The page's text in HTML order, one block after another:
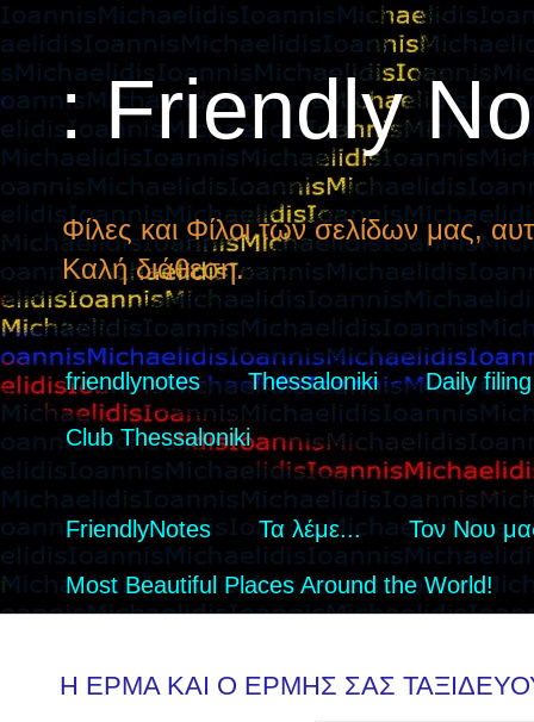
: Friendly
Φίλες και Φίλοι των σελίδων μας,
Καλή διάθεση.
friendlynotes Thessaloniki Daily filing
Club Thessaloniki
FriendlyNotes Τα λέμε... Τον Νου
Most Beautiful Places Around the World!
Η ΕΡΜΑ ΚΑΙ Ο ΕΡΜΗΣ ΣΑΣ